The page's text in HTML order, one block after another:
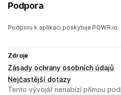
Podpora
Podporu k aplikaci poskytuje POWR.io.
Zdroje
Zásady ochrany osobních údajů
Nejčastější dotazy
Tento vývojář nenabízí přímou